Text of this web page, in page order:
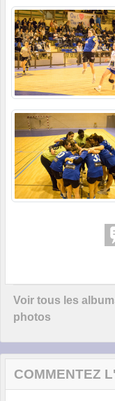
Voir tous les
photos
COMMENTEZ